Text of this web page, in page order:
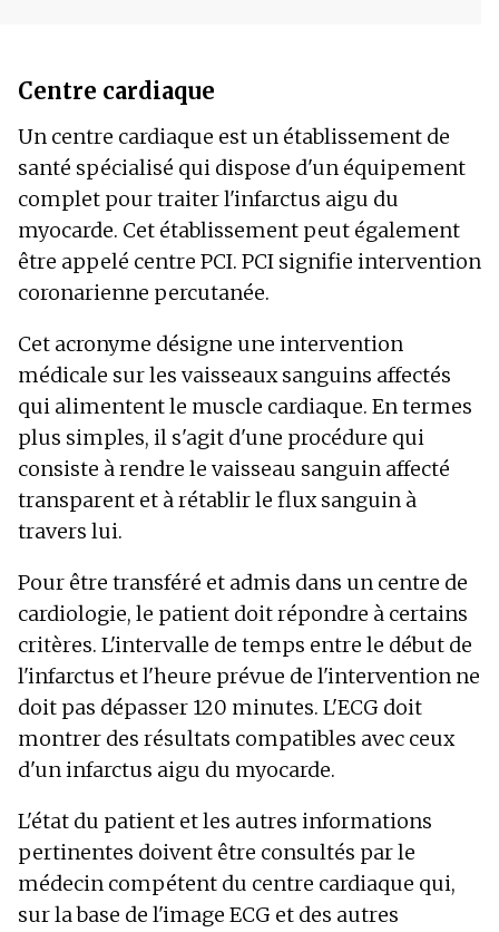
Centre cardiaque
Un centre cardiaque est un établissement de
santé spécialisé qui dispose d'un équipement
complet pour traiter l'infarctus aigu du
myocarde. Cet établissement peut également
être appelé centre PCI. PCI signifie intervention
coronarienne percutanée.
Cet acronyme désigne une intervention
médicale sur les vaisseaux sanguins affectés
qui alimentent le muscle cardiaque. En termes
plus simples, il s'agit d'une procédure qui
consiste à rendre le vaisseau sanguin affecté
transparent et à rétablir le flux sanguin à
travers lui.
Pour être transféré et admis dans un centre de
cardiologie, le patient doit répondre à certains
critères. L'intervalle de temps entre le début de
l'infarctus et l'heure prévue de l'intervention ne
doit pas dépasser 120 minutes. L'ECG doit
montrer des résultats compatibles avec ceux
d'un infarctus aigu du myocarde.
L'état du patient et les autres informations
pertinentes doivent être consultés par le
médecin compétent du centre cardiaque qui,
sur la base de l'image ECG et des autres